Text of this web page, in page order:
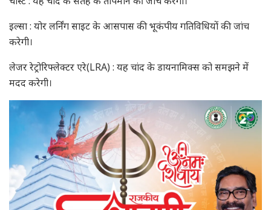
इल्सा : योर लर्निंग साइट के आसपास की भूकंपीय गतिविधियों की जांच
करेगी।
लेजर रेट्रोरिफ्लेक्टर एरे(LRA) : यह चांद के डायनामिक्स को समझने में
मदद करेगी।